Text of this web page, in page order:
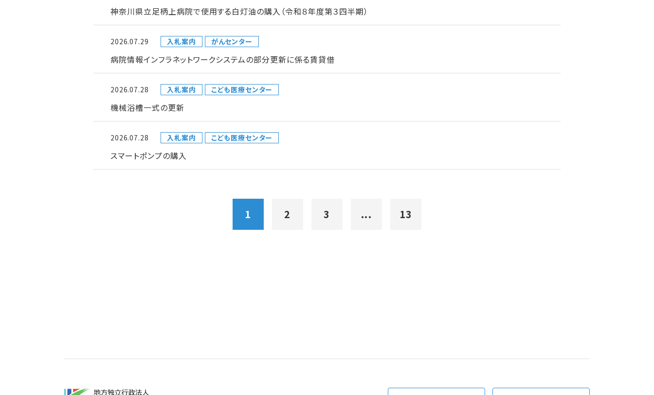
神奈川県立足柄上病院で使用する白灯油の購入（令和８年度第３四半期）
2026.07.29 入札案内 がんセンター
病院情報インフラネットワークシステムの部分更新に係る賃貸借
2026.07.28 入札案内 こども医療センター
機械浴槽一式の更新
2026.07.28 入札案内 こども医療センター
スマートポンプの購入
1 2 3 ... 13